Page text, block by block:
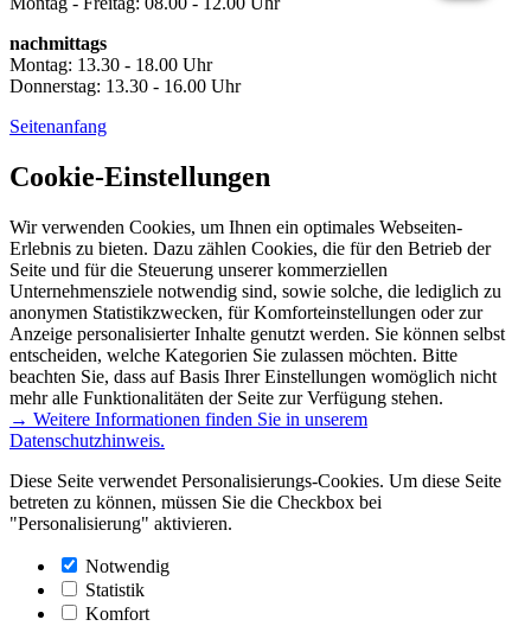
nachmittags
Montag: 13.30 - 18.00 Uhr
Donnerstag: 13.30 - 16.00 Uhr
Seitenanfang
Cookie-Einstellungen
Wir verwenden Cookies, um Ihnen ein optimales Webseiten-
Erlebnis zu bieten. Dazu zählen Cookies, die für den Betrieb der
Seite und für die Steuerung unserer kommerziellen
Unternehmensziele notwendig sind, sowie solche, die lediglich zu
anonymen Statistikzwecken, für Komforteinstellungen oder zur
Anzeige personalisierter Inhalte genutzt werden. Sie können selbst
entscheiden, welche Kategorien Sie zulassen möchten. Bitte
beachten Sie, dass auf Basis Ihrer Einstellungen womöglich nicht
mehr alle Funktionalitäten der Seite zur Verfügung stehen.
→ Weitere Informationen finden Sie in unserem
Datenschutzhinweis.
Diese Seite verwendet Personalisierungs-Cookies. Um diese Seite
betreten zu können, müssen Sie die Checkbox bei
"Personalisierung" aktivieren.
Notwendig
Statistik
Komfort